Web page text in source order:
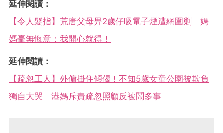
延伸閱讀：
【令人髮指】荒唐父母畀2歲仔吸電子煙遭網圍剿 媽
媽毫無悔意：我開心就得！
延伸閱讀：
【疏忽工人】外傭掛住傾偈！不知5歲女童公園被欺負
獨自大哭 港媽斥責疏忽照顧反被鬧多事